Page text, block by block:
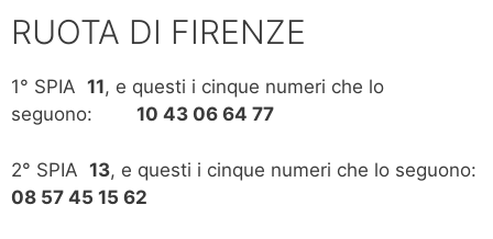
RUOTA DI FIRENZE
1° SPIA 11, e questi i cinque numeri che lo
seguono: 10 43 06 64 77
2° SPIA 13, e questi i cinque numeri che lo seguono:
08 57 45 15 62